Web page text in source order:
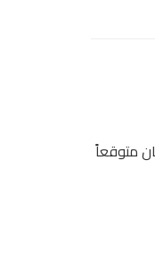
متوقعاً